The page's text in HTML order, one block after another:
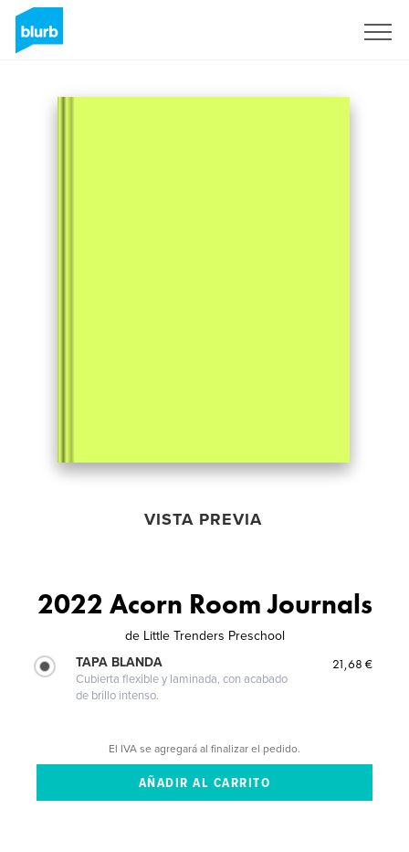
VISTA PREVIA
2022 Acorn Room Journals
de Little Trenders Preschool
TAPA BLANDA
Cubierta flexible y laminada, con acabado
de brillo intenso.
21,68 €
El IVA se agregará al finalizar el pedido.